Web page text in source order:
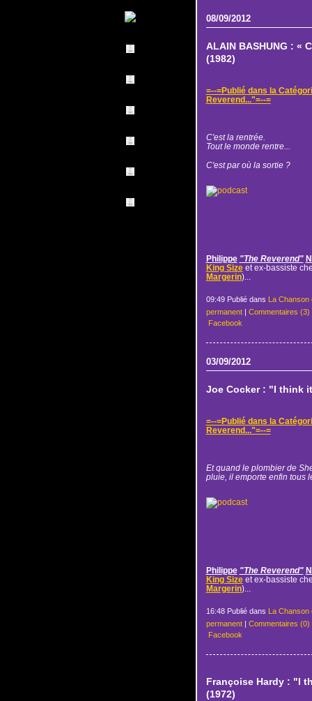
08/09/2012
ALAIN BASHUNG : «
(1982)
=--=Publié dans la
Reverend..."=--=
C'est la rentrée.
Tout le monde rentre...
C'est par où la sortie ?
Philippe "The Reverend"
King Sizeet ex-bassiste
Margerin)...
09:49 Publié dans La Chanson
permanent| Commentaires (3)
Facebook
03/09/2012
Joe Cocker : "I think
=--=Publié dans la
Reverend..."=--=
Et quand le plombier de
pluie, il emporte enfin tous
Philippe "The Reverend"
King Sizeet ex-bassiste
Margerin)...
16:48 Publié dans La Chanson
permanent| Commentaires (0)
Facebook
Françoise Hardy : "I
(1972)